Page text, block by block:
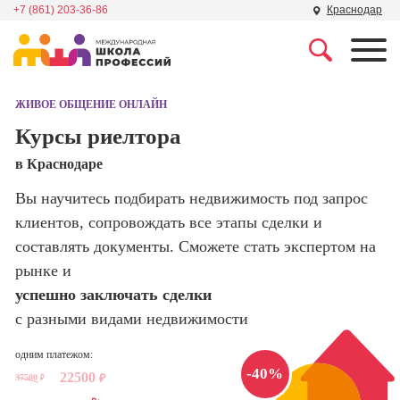
+7 (861) 203-36-86 Краснодар
Школа дизайна
программирования
Школа психологии
Школа актерского
мастерства
Школа бизнеса и
управления
продвижение
сайтов)
Профессия
Менеджер по
маркетингу в
социальных
сетях (SMM-
ЖИВОЕ ОБЩЕНИЕ ОНЛАЙН
Курсы риелтора
в Краснодаре
Вы научитесь подбирать недвижимость под запрос
клиентов, сопровождать все этапы сделки и
составлять документы. Сможете стать экспертом на
рынке и
успешно заключать сделки
с разными видами недвижимости
-40%
одним платежом:
37500 ₽ 22500 ₽